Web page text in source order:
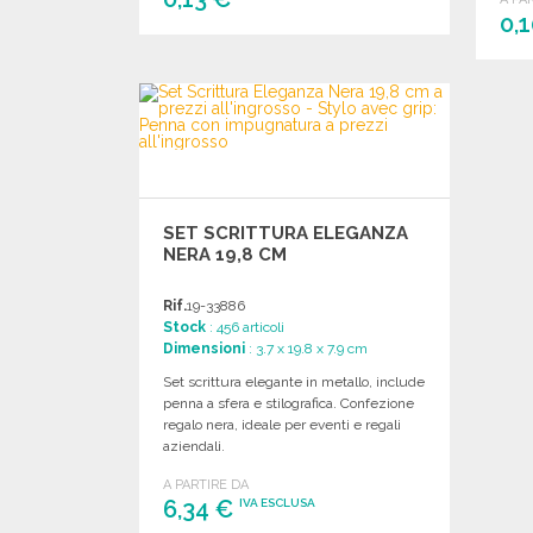
Richiedi un preventivo
SET SCRITTURA ELEGANZA
NERA 19,8 CM
Rif.19-33886
Stock : 456 articoli
Dimensioni : 3.7 x 19.8 x 7.9 cm
Set scrittura elegante in metallo, include
penna a sfera e stilografica. Confezione
regalo nera, ideale per eventi e regali
aziendali.
A PARTIRE DA
6,34 € IVA ESCLUSA